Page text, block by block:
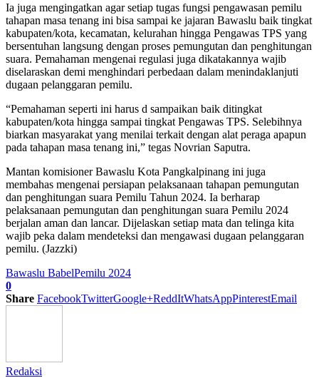
Ia juga mengingatkan agar setiap tugas fungsi pengawasan pemilu
tahapan masa tenang ini bisa sampai ke jajaran Bawaslu baik tingkat
kabupaten/kota, kecamatan, kelurahan hingga Pengawas TPS yang
bersentuhan langsung dengan proses pemungutan dan penghitungan
suara. Pemahaman mengenai regulasi juga dikatakannya wajib
diselaraskan demi menghindari perbedaan dalam menindaklanjuti
dugaan pelanggaran pemilu.
“Pemahaman seperti ini harus d sampaikan baik ditingkat
kabupaten/kota hingga sampai tingkat Pengawas TPS. Selebihnya
biarkan masyarakat yang menilai terkait dengan alat peraga apapun
pada tahapan masa tenang ini,” tegas Novrian Saputra.
Mantan komisioner Bawaslu Kota Pangkalpinang ini juga
membahas mengenai persiapan pelaksanaan tahapan pemungutan
dan penghitungan suara Pemilu Tahun 2024. Ia berharap
pelaksanaan pemungutan dan penghitungan suara Pemilu 2024
berjalan aman dan lancar. Dijelaskan setiap mata dan telinga kita
wajib peka dalam mendeteksi dan mengawasi dugaan pelanggaran
pemilu. (Jazzki)
Bawaslu BabelPemilu 2024
0
Share FacebookTwitterGoogle+ReddItWhatsAppPinterestEmail
Redaksi